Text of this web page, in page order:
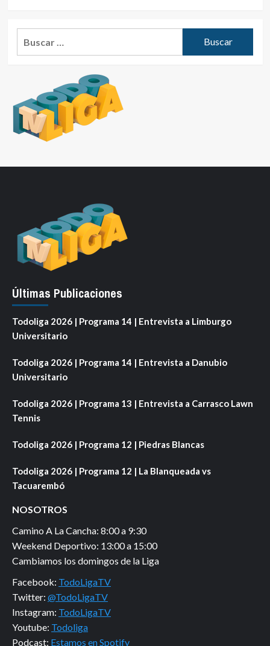
Últimas Publicaciones
Todoliga 2026 | Programa 14 | Entrevista a Limburgo
Universitario
Todoliga 2026 | Programa 14 | Entrevista a Danubio
Universitario
Todoliga 2026 | Programa 13 | Entrevista a Carrasco Lawn
Tennis
Todoliga 2026 | Programa 12 | Piedras Blancas
Todoliga 2026 | Programa 12 | La Blanqueada vs
Tacuarembó
NOSOTROS
Camino A La Cancha: 8:00 a 9:30
Weekend Deportivo: 13:00 a 15:00
Cambiamos los domingos de la Liga
Facebook: TodoLigaTV
Twitter: @TodoLigaTV
Instagram: TodoLigaTV
Youtube: Todoliga
Podcast: Estamos en Spotify